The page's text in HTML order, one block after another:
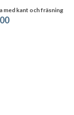
med kant och fräsning